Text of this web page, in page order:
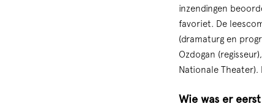
inzendingen
favoriet. De
(dramaturg en
Ozdogan
Nationale Theater).
Wie was er eerst